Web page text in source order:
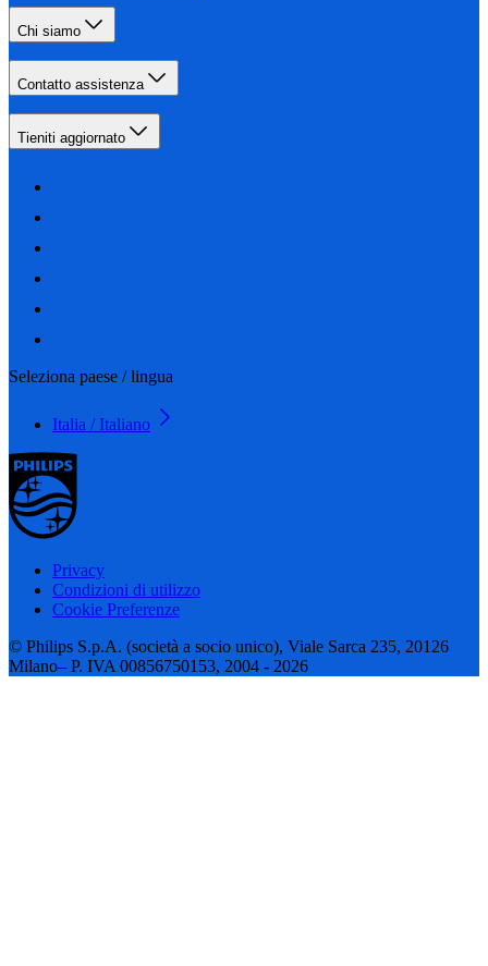
Chi siamo
Contatto assistenza
Tieniti aggiornato
Seleziona paese / lingua
Italia / Italiano
Privacy
Condizioni di utilizzo
Cookie Preferenze
© Philips S.p.A. (società a socio unico), Viale Sarca 235, 20126
Milano– P. IVA 00856750153, 2004 - 2026